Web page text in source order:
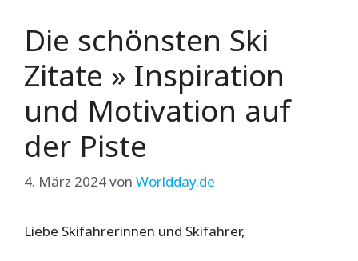
Die schönsten Ski
Zitate » Inspiration
und Motivation auf
der Piste
4. März 2024von Worldday.de
Liebe Skifahrerinnen und Skifahrer,